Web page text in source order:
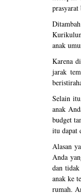
anak
Karena
jarak
Selain
anak
budget
itu dapat
Alasan
Anda
dan
anak ke
rumah.